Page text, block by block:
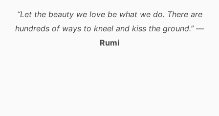
“Let the beauty we love be what we do. There are
hundreds of ways to kneel and kiss the ground.”—
Rumi